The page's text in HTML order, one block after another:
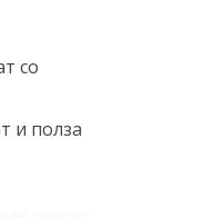
со
и полза